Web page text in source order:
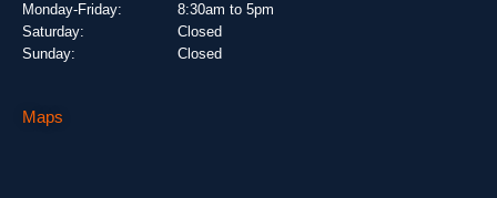
Monday-Friday:
Saturday:
Sunday:
8:30am to 5pm
Closed
Closed
Maps